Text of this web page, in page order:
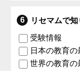
リセマムで
受験情報
日本の教育の
世界の教育の